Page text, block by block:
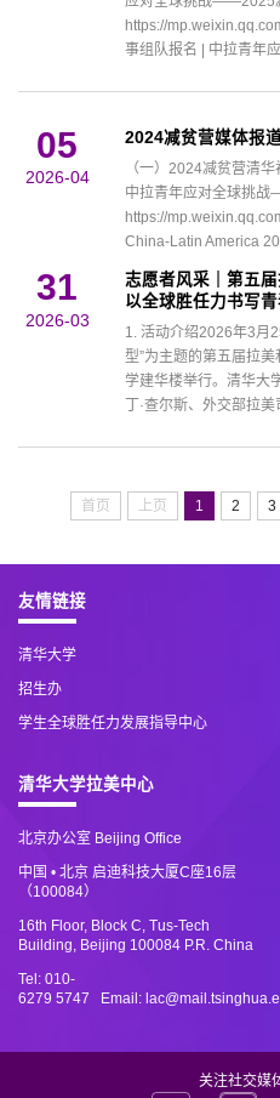
observations at the 5th
https://
事组队报名 | 中拉青年
“2025减贫营”中巴减贫
https://
05
2026-04
2024减贫营媒体报
（一）2024减贫营清
中拉青年应对全球挑
https://
China-Latin America
w_M6DoRiyoeWQl 倒
减贫营宣讲会
https://
| 中拉青年应对全球挑
31
2026-03
志愿者风采｜第五
以全球胜任力书写
1. 活动介绍2026年3月
型”为主题的第五届拉
学建华楼举行。清华大
丁·查尔斯、外交部拉
表示欢迎与感谢...
首页 上页 1 2 3
友情链接
清华大学
招生办
学生全球胜任力发展指导中心
清华大学拉美中心
北京办公室 Beijing Office
中国 • 北京 启迪科技大厦C座16层
（100084）
16th Floor, Block C, Tus-Tech
Building, Beijing 100084 P.R. China
Tel: 010-
6279 5747 Email:
关注社交媒